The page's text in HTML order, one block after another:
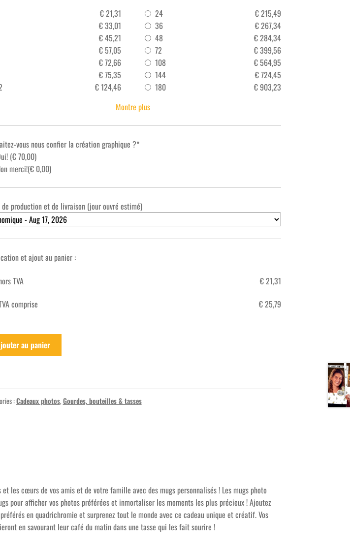
€21,31
€33,01
€45,21
€ 57,05
€72,66
€75,35
€124,46
24 €215,49
36
€267,34
48
€284,34
72
€399,56
108
€564,95
144
€724,45
180
€903,23
Montre plus
vous nous confier la création graphique ?*
(€70,00)
merci!(€0,00)
de production et de livraison (jour ouvré estimé)
et ajout au panier :
TVA
€21,31
comprise
€25,79
au panier
:Cadeaux photos,Gourdes, bouteilles & tasses
et les cœurs de vos amis et de votre famille avec des mugs personnalisés ! Les mugs photo
pour afficher vos photos préférées et inmortaliser les moments les plus précieux ! Ajoutez
en quadrichromie et surprenez tout le monde avec ce cadeau unique et créatif. Vos
en savourant leur café du matin dans une tasse qui les fait sourire !